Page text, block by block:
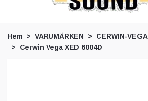
Hem VARUMÄRKEN
CERWIN-VEGA
Cerwin Vega XED 6004D